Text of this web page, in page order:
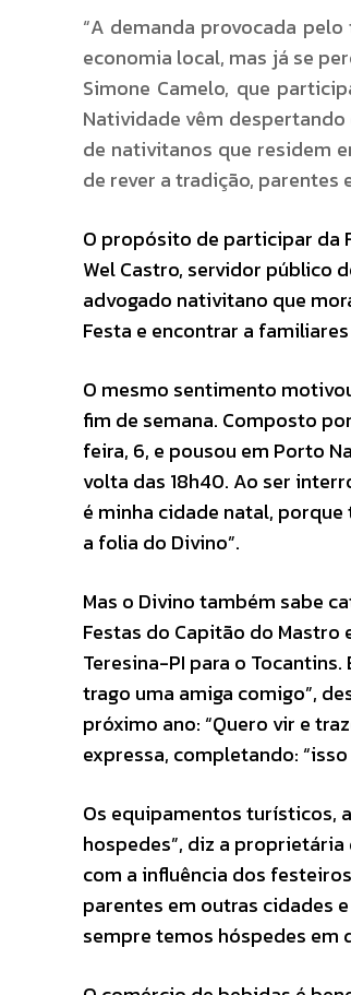
“A demanda provocada
economia local, mas já se
Simone Camelo, que
Natividade vêm
de nativitanos que residem
de rever a tradição, parentes
O propósito de participar da
Wel Castro, servidor público
advogado nativitano que
Festa e encontrar a
O mesmo sentimento
fim de semana. Composto
feira, 6, e pousou em Porto
volta das 18h40. Ao ser
é minha cidade natal,
a folia do Divino”.
Mas o Divino também sabe
Festas do Capitão do Mastro
Teresina-PI para o
trago uma amiga comigo”,
próximo ano: “Quero vir e
expressa, completando:
Os equipamentos turísticos,
hospedes”, diz a proprietária
com a influência dos
parentes em outras cidades
sempre temos hóspedes em